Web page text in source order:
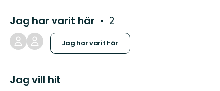
Jag har varit här 2
Jag har varit här
Jag vill hit